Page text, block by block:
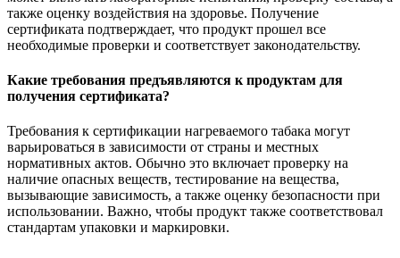
также оценку воздействия на здоровье. Получение
сертификата подтверждает, что продукт прошел все
необходимые проверки и соответствует законодательству.
Какие требования предъявляются к продуктам для
получения сертификата?
Требования к сертификации нагреваемого табака могут
варьироваться в зависимости от страны и местных
нормативных актов. Обычно это включает проверку на
наличие опасных веществ, тестирование на вещества,
вызывающие зависимость, а также оценку безопасности при
использовании. Важно, чтобы продукт также соответствовал
стандартам упаковки и маркировки.